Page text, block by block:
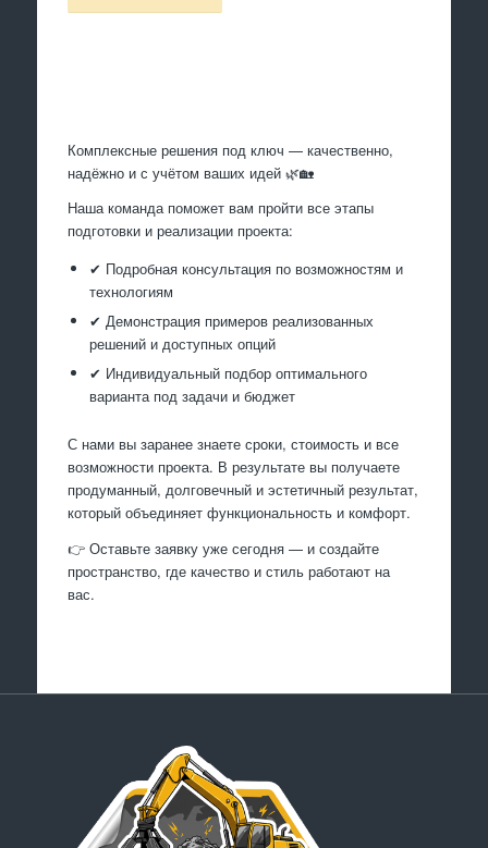
Комплексные решения под ключ — качественно,
надёжно и с учётом ваших идей 🌿🏡
Наша команда поможет вам пройти все этапы
подготовки и реализации проекта:
✔ Подробная консультация по возможностям и
технологиям
✔ Демонстрация примеров реализованных
решений и доступных опций
✔ Индивидуальный подбор оптимального
варианта под задачи и бюджет
С нами вы заранее знаете сроки, стоимость и все
возможности проекта. В результате вы получаете
продуманный, долговечный и эстетичный результат,
который объединяет функциональность и комфорт.
👉 Оставьте заявку уже сегодня — и создайте
пространство, где качество и стиль работают на
вас.